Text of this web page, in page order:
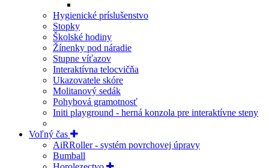
Hygienické príslušenstvo
Stopky
Školské hodiny
Žínenky pod náradie
Stupne víťazov
Interaktívna telocvičňa
Ukazovatele skóre
Molitanový sedák
Pohybová gramotnosť
Initi playground - herná konzola pre interaktívne steny
Voľný čas
AiRRoller - systém povrchovej úpravy
Bumball